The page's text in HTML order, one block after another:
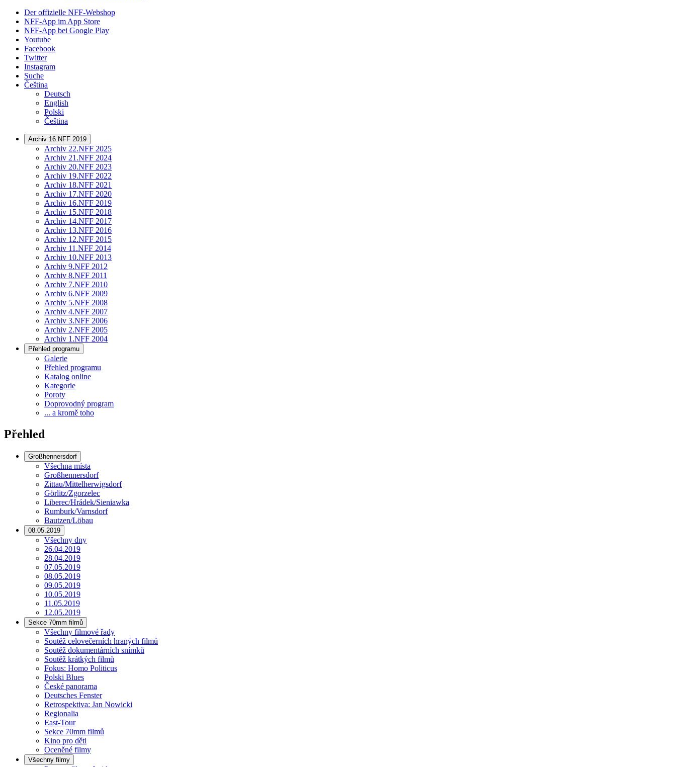
Der offizielle NFF-Webshop
NFF-App im App Store
NFF-App bei Google Play
Youtube
Facebook
Twitter
Instagram
Suche
Čeština
Deutsch
English
Polski
Čeština
Archiv 16.NFF 2019
Archiv 22.NFF 2025
Archiv 21.NFF 2024
Archiv 20.NFF 2023
Archiv 19.NFF 2022
Archiv 18.NFF 2021
Archiv 17.NFF 2020
Archiv 16.NFF 2019
Archiv 15.NFF 2018
Archiv 14.NFF 2017
Archiv 13.NFF 2016
Archiv 12.NFF 2015
Archiv 11.NFF 2014
Archiv 10.NFF 2013
Archiv 9.NFF 2012
Archiv 8.NFF 2011
Archiv 7.NFF 2010
Archiv 6.NFF 2009
Archiv 5.NFF 2008
Archiv 4.NFF 2007
Archiv 3.NFF 2006
Archiv 2.NFF 2005
Archiv 1.NFF 2004
Přehled programu
Galerie
Přehled programu
Katalog online
Kategorie
Poroty
Doprovodný program
... a kromě toho
Přehled
Großhennersdorf
Všechna místa
Großhennersdorf
Zittau/Mittelherwigsdorf
Görlitz/Zgorzelec
Liberec/Hrádek/Sieniawka
Rumburk/Varnsdorf
Bautzen/Löbau
08.05.2019
Všechny dny
26.04.2019
28.04.2019
07.05.2019
08.05.2019
09.05.2019
10.05.2019
11.05.2019
12.05.2019
Sekce 70mm filmů
Všechny filmové řady
Soutěž celovečerních hraných filmů
Soutěž dokumentárních snímků
Soutěž krátkých filmů
Fokus: Homo Politicus
Polski Blues
České panorama
Deutsches Fenster
Retrospektiva: Jan Nowicki
Regionalia
East-Tour
Sekce 70mm filmů
Kino pro děti
Oceněné filmy
Všechny filmy